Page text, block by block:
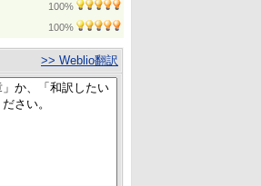
100%
100%
>> Weblio翻訳